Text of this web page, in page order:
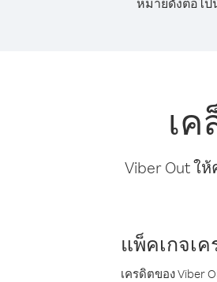
หมายดังต่อไป
เ
Viber Out ใ
แพ็คเกจเค
เครดิตของ Viber